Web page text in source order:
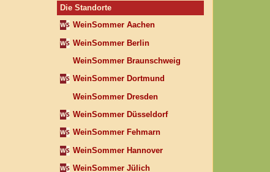
Die Standorte
WeinSommer Aachen
WeinSommer Berlin
WeinSommer Braunschweig
WeinSommer Dortmund
WeinSommer Dresden
WeinSommer Düsseldorf
WeinSommer Fehmarn
WeinSommer Hannover
WeinSommer Jülich